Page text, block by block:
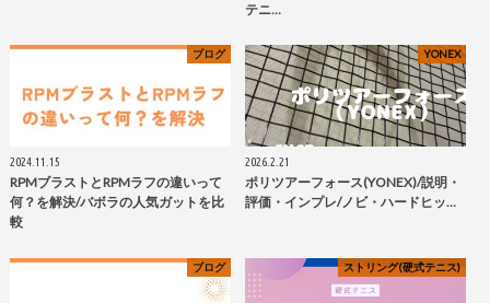
テニ…
ブログ
2024.11.15
RPMブラストとRPMラフの違いって
何？を解決/バボラの人気ガットを比
較
YONEX
2026.2.21
ポリツアーフォース(YONEX)/説明・
評価・インプレ/ノビ・ハードヒッ…
ブログ ストリング(硬式テニス)